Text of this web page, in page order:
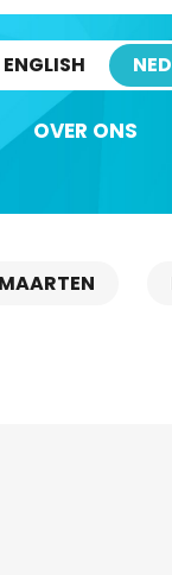
ENGLISH
OVER ONS